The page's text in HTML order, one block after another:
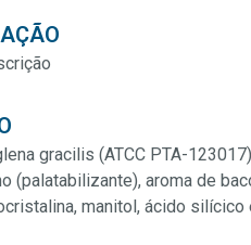
gracilis (ATCC PTA-
(palatabilizante), aroma de
manitol, ácido silícico